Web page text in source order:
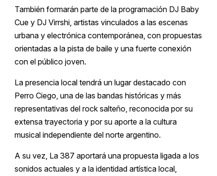
También formarán parte de la programación DJ Baby
Cue y DJ Virrshi, artistas vinculados a las escenas
urbana y electrónica contemporánea, con propuestas
orientadas a la pista de baile y una fuerte conexión
con el público joven.
La presencia local tendrá un lugar destacado con
Perro Ciego, una de las bandas históricas y más
representativas del rock salteño, reconocida por su
extensa trayectoria y por su aporte a la cultura
musical independiente del norte argentino.
A su vez, La 387 aportará una propuesta ligada a los
sonidos actuales y a la identidad artística local,